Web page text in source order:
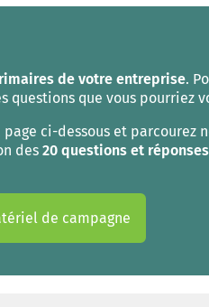
de votre entreprise.
que vous pourriez
ci-dessous et parcourez
des 20 questions et réponses
de campagne